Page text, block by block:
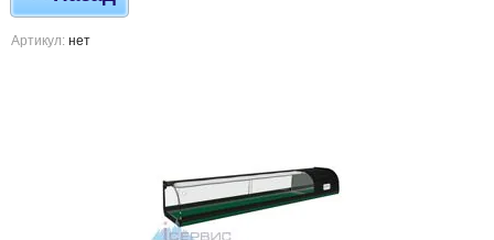
Артикул: нет